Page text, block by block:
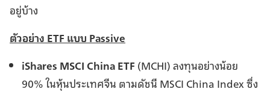
อยู่บ้าง
ตัวอย่าง ETF แบบ Passive
iShares MSCI China ETF (MCHI) ลงทุนอย่างน้อย
90% ในหุ้นประเทศจีน ตามดัชนี MSCI China Index ซึ่ง